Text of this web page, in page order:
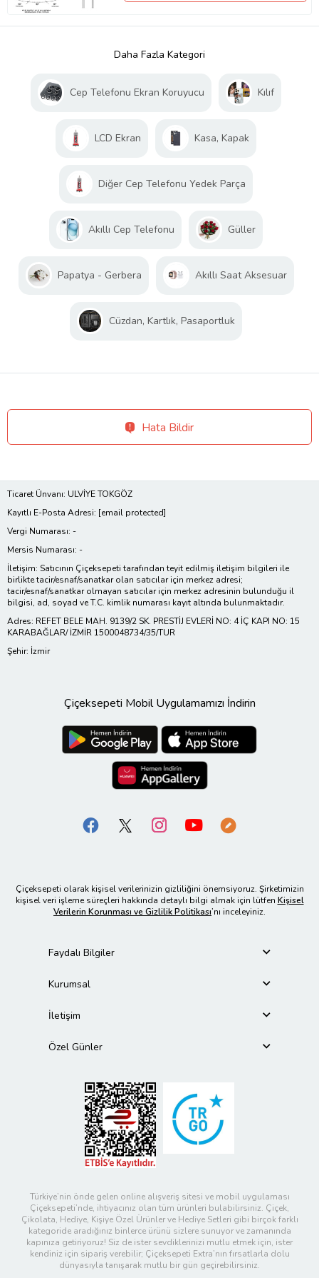
Daha Fazla Kategori
Cep Telefonu Ekran Koruyucu Kılıf
LCD Ekran Kasa, Kapak
Diğer Cep Telefonu Yedek Parça
Akıllı Cep Telefonu Güller
Papatya - Gerbera Akıllı Saat Aksesuar
Cüzdan, Kartlık, Pasaportluk
Hata Bildir
Ticaret Ünvanı: ULVİYE TOKGÖZ
Kayıtlı E-Posta Adresi: [email protected]
Vergi Numarası: -
Mersis Numarası: -
İletişim: Satıcının Çiçeksepeti tarafından teyit edilmiş iletişim bilgileri ile
birlikte tacir/esnaf/sanatkar olan satıcılar için merkez adresi;
tacir/esnaf/sanatkar olmayan satıcılar için merkez adresinin bulunduğu il
bilgisi, ad, soyad ve T.C. kimlik numarası kayıt altında bulunmaktadır.
Adres: REFET BELE MAH. 9139/2 SK. PRESTİJ EVLERİ NO: 4 İÇ KAPI NO: 15
KARABAĞLAR/ İZMİR 1500048734/35/TUR
Şehir: İzmir
Çiçeksepeti Mobil Uygulamamızı İndirin
Çiçeksepeti olarak kişisel verilerinizin gizliliğini önemsiyoruz. Şirketimizin
kişisel veri işleme süreçleri hakkında detaylı bilgi almak için lütfen Kişisel
Verilerin Korunması ve Gizlilik Politikası’nı inceleyiniz.
Faydalı Bilgiler
Kurumsal
İletişim
Özel Günler
Türkiye’nin önde gelen online alışveriş sitesi ve mobil uygulaması
Çiçeksepeti’nde, ihtiyacınız olan tüm ürünleri bulabilirsiniz. Çiçek,
Çikolata, Hediye, Kişiye Özel Ürünler ve Hediye Setleri gibi birçok farklı
kategoride aradığınız binlerce ürünü sizlere sunuyor ve zamanında
kapınıza getiriyoruz! Siz de ister sevdiklerinizi mutlu etmek için, ister
kendiniz için sipariş verebilir; Çiçeksepeti Extra’nın fırsatlarla dolu
dünyasıyla tanışarak mutlu bir gün geçirebilirsiniz.